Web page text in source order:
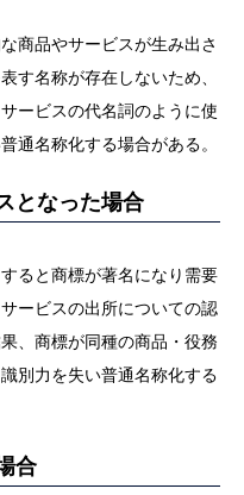
商品やサービスが生み出さ
す名称が存在しないため、
ービスの代名詞のように使
通名称化する場合がある。
となった場合
ると商標が著名になり需要
ービスの出所についての認
、商標が同種の商品・役務
別力を失い普通名称化する
合